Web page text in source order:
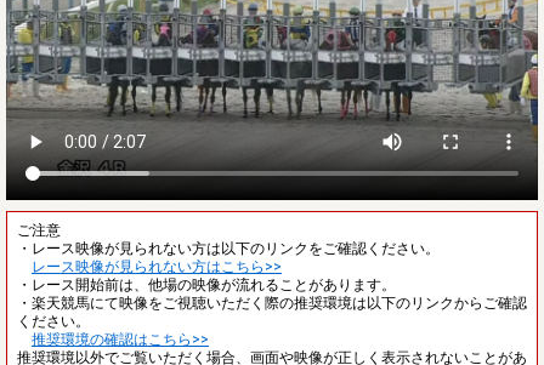
ご注意
・レース映像が見られない方は以下のリンクをご確認ください。
レース映像が見られない方はこちら>>
・レース開始前は、他場の映像が流れることがあります。
・楽天競馬にて映像をご視聴いただく際の推奨環境は以下のリンクからご確認
ください。
推奨環境の確認はこちら>>
推奨環境以外でご覧いただく場合、画面や映像が正しく表示されないことがあ